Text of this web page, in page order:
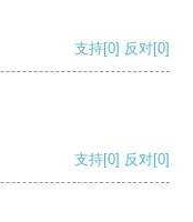
支持[0] 反对[0]
支持[0] 反对[0]